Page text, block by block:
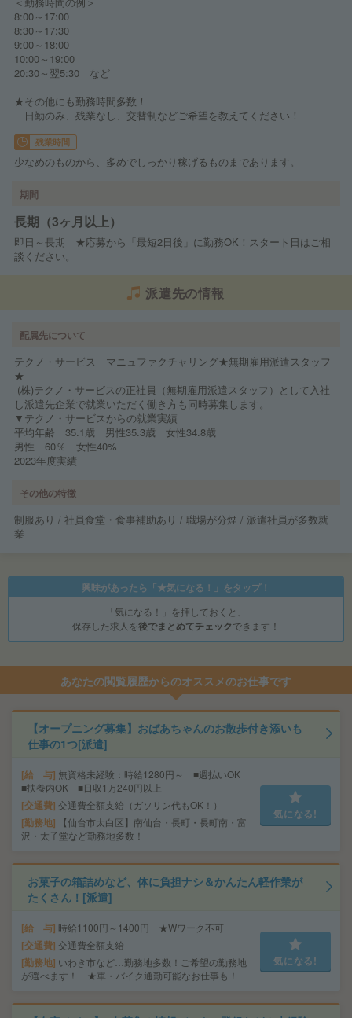
8:00～17:00
8:30～17:30
9:00～18:00
10:00～19:00
20:30～翌5:30 など
★その他にも勤務時間多数！
日勤のみ、残業なし、交替制などご希望を教えてください！
残業時間
少なめのものから、多めでしっかり稼げるものまであります。
期間
長期（3ヶ月以上）
即日～長期 ★応募から「最短2日後」に勤務OK！スタート日はご相
談ください。
派遣先の情報
配属先について
テクノ・サービス マニュファクチャリング★無期雇用派遣スタッフ
★
(株)テクノ・サービスの正社員（無期雇用派遣スタッフ）として入社
し派遣先企業で就業いただく働き方も同時募集します。
▼テクノ・サービスからの就業実績
平均年齢 35.1歳 男性35.3歳 女性34.8歳
男性 60％ 女性40%
2023年度実績
その他の特徴
制服あり / 社員食堂・食事補助あり / 職場が分煙 / 派遣社員が多数就
業
興味があったら「★気になる！」をタップ！
「気になる！」を押しておくと、
保存した求人を後でまとめてチェックできます！
あなたの閲覧履歴からのオススメのお仕事です
【オープニング募集】おばあちゃんのお散歩付き添いも
仕事の1つ[派遣]
給 与 無資格未経験：時給1280円～ ■週払いOK
■扶養内OK ■日収1万240円以上
交通費 交通費全額支給（ガソリン代もOK！）
勤務地
【仙台市太白区】南仙台・長町・長町南・富
沢・太子堂など勤務地多数！
気になる!
お菓子の箱詰めなど、体に負担ナシ＆かんたん軽作業が
たくさん！[派遣]
給 与 時給1100円～1400円 ★Wワーク不可
交通費 交通費全額支給
勤務地 いわき市など…勤務地多数！ご希望の勤務地
が選べます！ ★車・バイク通勤可能なお仕事も！
気になる!